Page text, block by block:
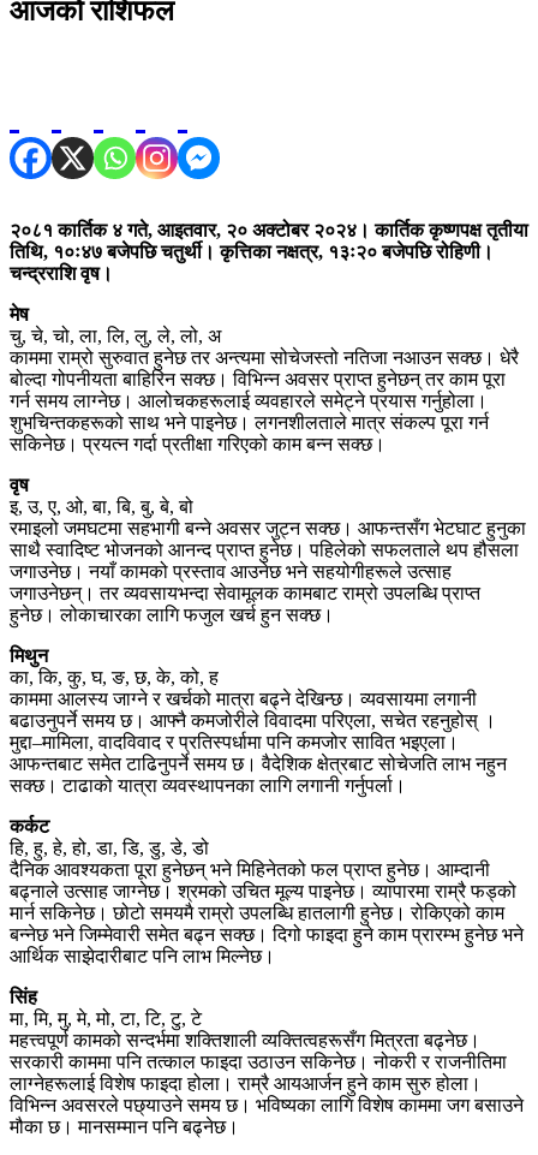
आजको राशिफल
२०८१ कार्तिक ४ गते, आइतवार, २० अक्टोबर २०२४। कार्तिक कृष्णपक्ष तृतीया
तिथि, १०ः४७ बजेपछि चतुर्थी। कृत्तिका नक्षत्र, १३ः२० बजेपछि रोहिणी।
चन्द्रराशि वृष।
मेष
चु, चे, चो, ला, लि, लु, ले, लो, अ
काममा राम्रो सुरुवात हुनेछ तर अन्त्यमा सोचेजस्तो नतिजा नआउन सक्छ। धेरै
बोल्दा गोपनीयता बाहिरिन सक्छ। विभिन्न अवसर प्राप्त हुनेछन् तर काम पूरा
गर्न समय लाग्नेछ। आलोचकहरूलाई व्यवहारले समेट्ने प्रयास गर्नुहोला।
शुभचिन्तकहरूको साथ भने पाइनेछ। लगनशीलताले मात्र संकल्प पूरा गर्न
सकिनेछ। प्रयत्न गर्दा प्रतीक्षा गरिएको काम बन्न सक्छ।
वृष
इ, उ, ए, ओ, बा, बि, बु, बे, बो
रमाइलो जमघटमा सहभागी बन्ने अवसर जुट्न सक्छ। आफन्तसँग भेटघाट हुनुका
साथै स्वादिष्ट भोजनको आनन्द प्राप्त हुनेछ। पहिलेको सफलताले थप हौसला
जगाउनेछ। नयाँ कामको प्रस्ताव आउनेछ भने सहयोगीहरूले उत्साह
जगाउनेछन्। तर व्यवसायभन्दा सेवामूलक कामबाट राम्रो उपलब्धि प्राप्त
हुनेछ। लोकाचारका लागि फजुल खर्च हुन सक्छ।
मिथुन
का, कि, कु, घ, ङ, छ, के, को, ह
काममा आलस्य जाग्ने र खर्चको मात्रा बढ्ने देखिन्छ। व्यवसायमा लगानी
बढाउनुपर्ने समय छ। आफ्नै कमजोरीले विवादमा परिएला, सचेत रहनुहोस् ।
मुद्दा–मामिला, वादविवाद र प्रतिस्पर्धामा पनि कमजोर सावित भइएला।
आफन्तबाट समेत टाढिनुपर्ने समय छ। वैदेशिक क्षेत्रबाट सोचेजति लाभ नहुन
सक्छ। टाढाको यात्रा व्यवस्थापनका लागि लगानी गर्नुपर्ला।
कर्कट
हि, हु, हे, हो, डा, डि, डु, डे, डो
दैनिक आवश्यकता पूरा हुनेछन् भने मिहिनेतको फल प्राप्त हुनेछ। आम्दानी
बढ्नाले उत्साह जाग्नेछ। श्रमको उचित मूल्य पाइनेछ। व्यापारमा राम्रै फड्को
मार्न सकिनेछ। छोटो समयमै राम्रो उपलब्धि हातलागी हुनेछ। रोकिएको काम
बन्नेछ भने जिम्मेवारी समेत बढ्न सक्छ। दिगो फाइदा हुने काम प्रारम्भ हुनेछ भने
आर्थिक साझेदारीबाट पनि लाभ मिल्नेछ।
सिंह
मा, मि, मु, मे, मो, टा, टि, टु, टे
महत्त्वपूर्ण कामको सन्दर्भमा शक्तिशाली व्यक्तित्वहरूसँग मित्रता बढ्नेछ।
सरकारी काममा पनि तत्काल फाइदा उठाउन सकिनेछ। नोकरी र राजनीतिमा
लाग्नेहरूलाई विशेष फाइदा होला। राम्रै आयआर्जन हुने काम सुरु होला।
विभिन्न अवसरले पछ्याउने समय छ। भविष्यका लागि विशेष काममा जग बसाउने
मौका छ। मानसम्मान पनि बढ्नेछ।